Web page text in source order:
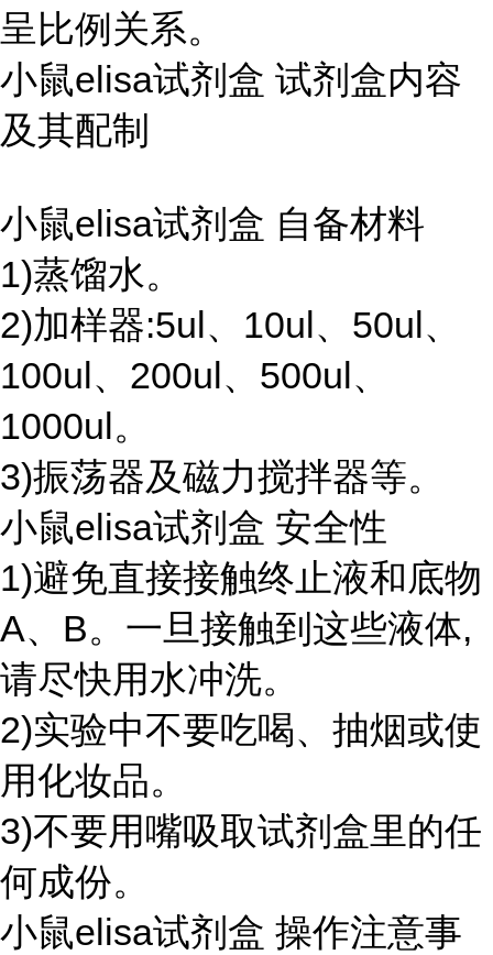
呈比例关系。
小鼠elisa试剂盒 试剂盒内容
及其配制
小鼠elisa试剂盒 自备材料
1)蒸馏水。
2)加样器:5ul、10ul、50ul、
100ul、200ul、500ul、
1000ul。
3)振荡器及磁力搅拌器等。
小鼠elisa试剂盒 安全性
1)避免直接接触终止液和底物
A、B。一旦接触到这些液体,
请尽快用水冲洗。
2)实验中不要吃喝、抽烟或使
用化妆品。
3)不要用嘴吸取试剂盒里的任
何成份。
小鼠elisa试剂盒 操作注意事